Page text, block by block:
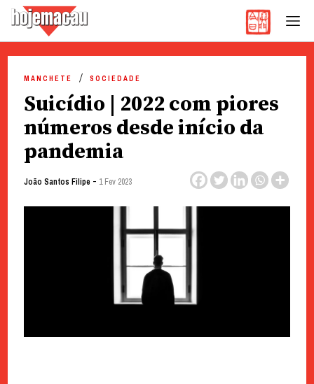
content
MANCHETE SOCIEDADE
Suicídio | 2022 com piores
números desde início da
pandemia
João Santos Filipe - 1 Fev 2023